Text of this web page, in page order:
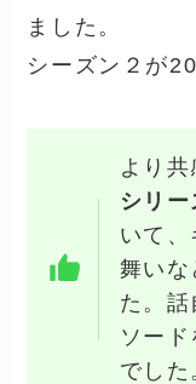
ました。
シーズン２が
より共
シリー
いて
舞い
た。
ソー
でした